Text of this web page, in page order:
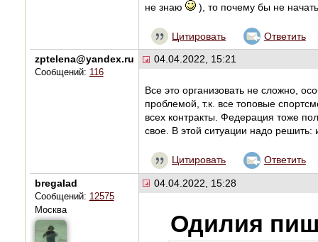
не знаю
), то почему бы не начать
Цитировать Ответить
zptelena@yandex.ru
Сообщений: 116
04.04.2022, 15:21
Все это организовать не сложно,
проблемой, т.к. все топовые
всех контракты. Федерация тоже
свое. В этой ситуации надо решить:
Цитировать Ответить
bregalad
Сообщений: 12575
Москва
04.04.2022, 15:28
Одилия